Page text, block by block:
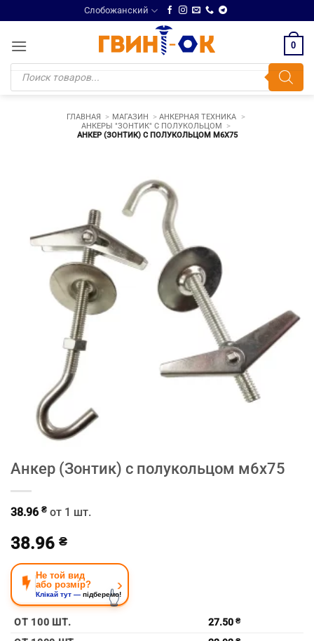
to
content
Слобожанский
0
Поиск
товаров
ГЛАВНАЯ МАГАЗИН
АНКЕРНАЯ ТЕХНИКА
АНКЕРЫ "ЗОНТИК" С ПОЛУКОЛЬЦОМ
АНКЕР (ЗОНТИК) С ПОЛУКОЛЬЦОМ М6Х75
Анкер (Зонтик) с полукольцом м6х75
38.96 ₴ от 1 шт.
38.96 ₴
Не той вид
або розмір?
Клікай тут — підберемо!
›
👆
ОТ 100 ШТ. 27.50 ₴